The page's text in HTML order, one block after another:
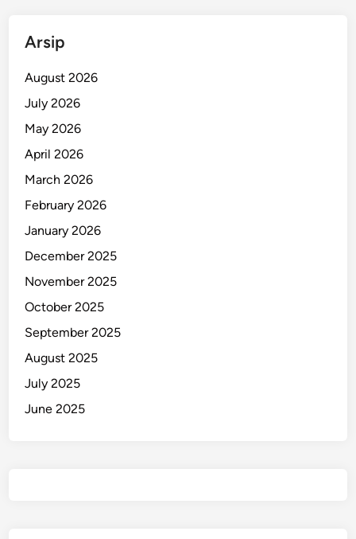
Arsip
August 2026
July 2026
May 2026
April 2026
March 2026
February 2026
January 2026
December 2025
November 2025
October 2025
September 2025
August 2025
July 2025
June 2025